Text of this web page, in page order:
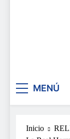
MENÚ
Inicio